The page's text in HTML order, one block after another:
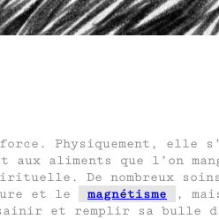
Physiquement, elle
aux aliments que l’on
De nombreux
et le
magnétisme ,
et remplir sa bulle